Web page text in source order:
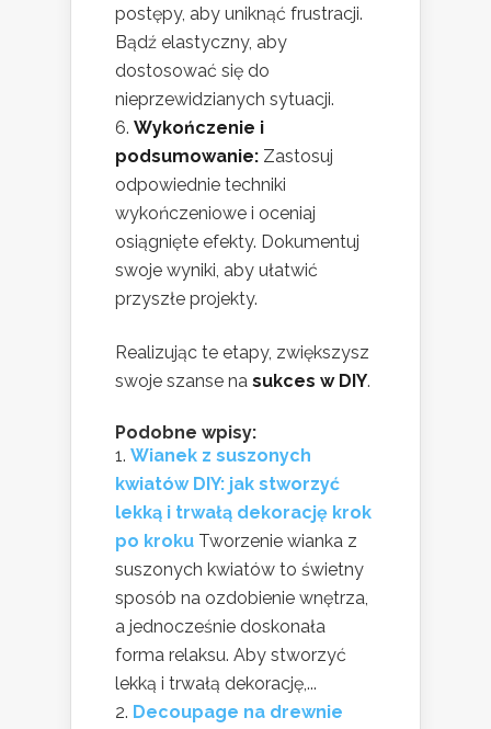
postępy, aby uniknąć frustracji.
Bądź elastyczny, aby
dostosować się do
nieprzewidzianych sytuacji.
Wykończenie i
podsumowanie: Zastosuj
odpowiednie techniki
wykończeniowe i oceniaj
osiągnięte efekty. Dokumentuj
swoje wyniki, aby ułatwić
przyszłe projekty.
Realizując te etapy, zwiększysz
swoje szanse na sukces w DIY.
Podobne wpisy:
Wianek z suszonych
kwiatów DIY: jak stworzyć
lekką i trwałą dekorację krok
po kroku Tworzenie wianka z
suszonych kwiatów to świetny
sposób na ozdobienie wnętrza,
a jednocześnie doskonała
forma relaksu. Aby stworzyć
lekką i trwałą dekorację,...
Decoupage na drewnie